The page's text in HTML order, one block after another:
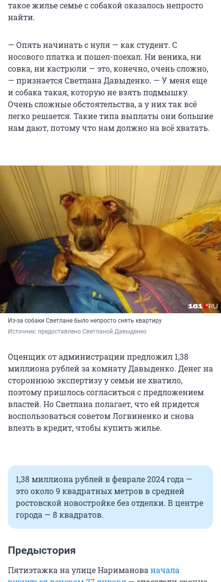
такое жилье семье с собакой оказалось непросто
найти.
— Опять начинать с нуля — как студент. С
носового платка и пошел-поехал. Ни веника, ни
совка, ни кастрюли — это, конечно, очень сложно,
— признается Светлана Давыденко. — У меня еще
и собака такая, которую не взять подмышку.
Очень сложные обстоятельства, а у них так всё
легко решается. Такие типа выплаты они большие
нам дают, потому что нам должно на всё хватать.
Из-за собаки Светлане было непросто снять квартиру
Источник: предоставлено Светланой Давыденко
Оценщик от администрации предложил 1,38
миллиона рублей за комнату Давыденко. Денег на
стороннюю экспертизу у семьи не хватило,
поэтому пришлось согласиться с предложением
властей. Но Светлана полагает, что ей придется
воспользоваться советом Логвиненко и снова
влезть в кредит, чтобы купить жилье.
1,38 миллиона рублей в феврале 2024 года —
это около 9 квадратных метров в средней
ростовской новостройке без отделки. В центре
города — 8 квадратов.
Предыстория
Пятиэтажка на улице Нариманованачала